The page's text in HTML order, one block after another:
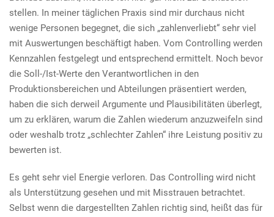
stellen. In meiner täglichen Praxis sind mir durchaus nicht
wenige Personen begegnet, die sich „zahlenverliebt“ sehr viel
mit Auswertungen beschäftigt haben. Vom Controlling werden
Kennzahlen festgelegt und entsprechend ermittelt. Noch bevor
die Soll-/Ist-Werte den Verantwortlichen in den
Produktionsbereichen und Abteilungen präsentiert werden,
haben die sich derweil Argumente und Plausibilitäten überlegt,
um zu erklären, warum die Zahlen wiederum anzuzweifeln sind
oder weshalb trotz „schlechter Zahlen“ ihre Leistung positiv zu
bewerten ist.
Es geht sehr viel Energie verloren. Das Controlling wird nicht
als Unterstützung gesehen und mit Misstrauen betrachtet.
Selbst wenn die dargestellten Zahlen richtig sind, heißt das für